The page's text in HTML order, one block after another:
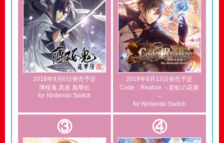
2018年9月6日発売予定
薄桜鬼 真改 風華伝
for Nintendo Switch
2018年9月13日発売予定
Code：Realize ～彩虹の花束
～
for Nintendo Switch
③ ④